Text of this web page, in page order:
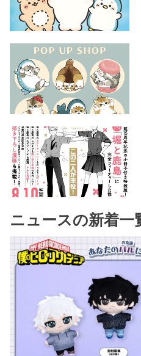
ニュースの新着一